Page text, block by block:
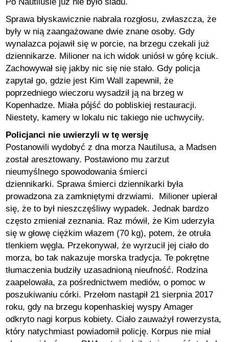
Sprawa błyskawicznie nabrała rozgłosu, zwłaszcza, że
były w nią zaangażowane dwie znane osoby. Gdy
wynalazca pojawił się w porcie, na brzegu czekali już
dziennikarze. Milioner na ich widok uniósł w górę kciuk.
Zachowywał się jakby nic się nie stało. Gdy policja
zapytał go, gdzie jest Kim Wall zapewnił, że
poprzedniego wieczoru wysadził ją na brzeg w
Kopenhadze. Miała pójść do pobliskiej restauracji.
Niestety, kamery w lokalu nic takiego nie uchwyciły.
Policjanci nie uwierzyli w tę wersję
Postanowili wydobyć z dna morza Nautilusa, a Madsen
został aresztowany. Postawiono mu zarzut
nieumyślnego spowodowania śmierci
dziennikarki. Sprawa śmierci dziennikarki była
prowadzona za zamkniętymi drzwiami. Milioner upierał
się, że to był nieszczęśliwy wypadek. Jednak bardzo
często zmieniał zeznania. Raz mówił, że Kim uderzyła
się w głowę ciężkim włazem (70 kg), potem, że otruła
tlenkiem węgla. Przekonywał, że wyrzucił jej ciało do
morza, bo tak nakazuje morska tradycja. Te pokrętne
tłumaczenia budziły uzasadnioną nieufność. Rodzina
zaapelowała, za pośrednictwem mediów, o pomoc w
poszukiwaniu córki. Przełom nastąpił 21 sierpnia 2017
roku, gdy na brzegu kopenhaskiej wyspy Amager
odkryto nagi korpus kobiety. Ciało zauważył rowerzysta,
który natychmiast powiadomił policję. Korpus nie miał